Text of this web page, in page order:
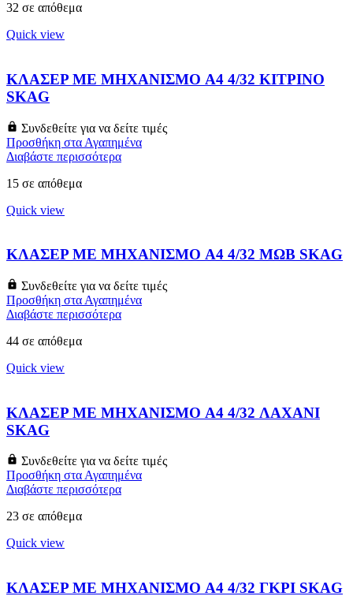
32 σε απόθεμα
Quick view
ΚΛΑΣΕΡ ΜΕ ΜΗΧΑΝΙΣΜΟ A4 4/32 ΚΙΤΡΙΝΟ
SKAG
Συνδεθείτε για να δείτε τιμές
Προσθήκη στα Αγαπημένα
Διαβάστε περισσότερα
15 σε απόθεμα
Quick view
ΚΛΑΣΕΡ ΜΕ ΜΗΧΑΝΙΣΜΟ A4 4/32 ΜΩΒ SKAG
Συνδεθείτε για να δείτε τιμές
Προσθήκη στα Αγαπημένα
Διαβάστε περισσότερα
44 σε απόθεμα
Quick view
ΚΛΑΣΕΡ ΜΕ ΜΗΧΑΝΙΣΜΟ A4 4/32 ΛΑΧΑΝΙ
SKAG
Συνδεθείτε για να δείτε τιμές
Προσθήκη στα Αγαπημένα
Διαβάστε περισσότερα
23 σε απόθεμα
Quick view
ΚΛΑΣΕΡ ΜΕ ΜΗΧΑΝΙΣΜΟ A4 4/32 ΓΚΡΙ SKAG